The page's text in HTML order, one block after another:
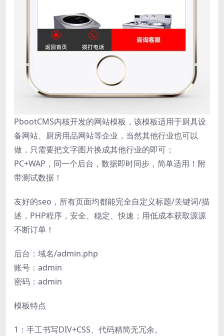
PbootCMS内核开发的网站模板，该模板适用于厨具设
备网站、厨房用品网站等企业，当然其他行业也可以
做，只需要把文字图片换成其他行业的即可；
PC+WAP，同一个后台，数据即时同步，简单适用！附
带测试数据！
友好的seo，所有页面均都能完全自定义标题/关键词/描
述，PHP程序，安全、稳定、快速；用低成本获取源源
不断订单！
后台：域名/admin.php
账号：admin
密码：admin
模板特点
1：手工书写DIV+CSS、代码精简无冗余。